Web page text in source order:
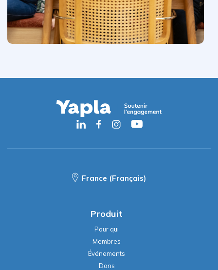
France (Français)
Produit
Pour qui
Membres
Événements
Dons